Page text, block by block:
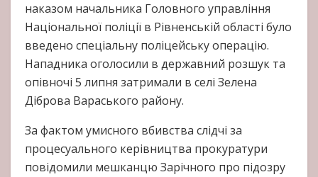
наказом начальника Головного управління
Національної поліції в Рівненській області було
введено спеціальну поліцейську операцію.
Нападника оголосили в державний розшук та
опівночі 5 липня затримали в селі Зелена
Діброва Вараського району.
За фактом умисного вбивства слідчі за
процесуального керівництва прокуратури
повідомили мешканцю Зарічного про підозру